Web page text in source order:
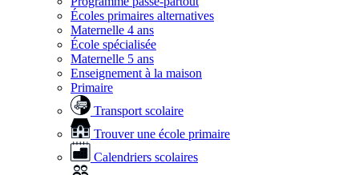
Écoles primaires alternatives
Maternelle 4 ans
École spécialisée
Maternelle 5 ans
Enseignement à la maison
Primaire
Transport scolaire
Trouver une école primaire
Calendriers scolaires